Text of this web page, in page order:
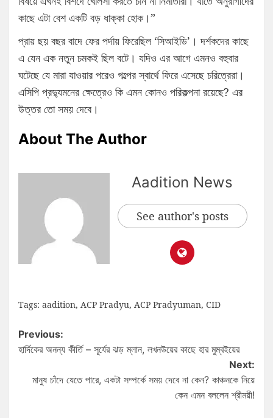
কাছে এটা বেশ একটি বড় ধাক্কা হোক।”
প্রায় ছয় বছর বাদে ফের পর্দায় ফিরেছিল ‘সিআইডি’। দর্শকদের কাছে
এ যেন এক নতুন চমকই ছিল বটে। যদিও এর আগে এমনও বহুবার
ঘটেছে যে মারা যাওয়ার পরেও গল্পের স্বার্থে ফিরে এসেছে চরিত্রেরা।
এসিপি প্রদ্যুমনের ক্ষেত্রেও কি এমন কোনও পরিকল্পনা রয়েছে? এর
উত্তর তো সময় দেবে।
About The Author
Aadition News
See author's posts
Tags: aadition, ACP Pradyu, ACP Pradyuman, CID
Previous:
হার্দিকের অনন্য কীর্তি – সূর্যের ঝড় ম্লান, লখনউয়ের কাছে হার মুম্বইয়ের
Next:
মানুষ চাঁদে যেতে পারে, একটা সম্পর্কে সময় দেবে না কেন? কাঞ্চনকে নিয়ে
কেন এমন বললেন শ্রীময়ী!